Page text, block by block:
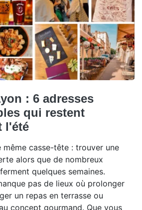
: 6 adresses
qui restent
l'été
même casse-tête : trouver une
alors que de nombreux
quelques semaines.
pas de lieux où prolonger
un repas en terrasse ou
concept gourmand. Que vous